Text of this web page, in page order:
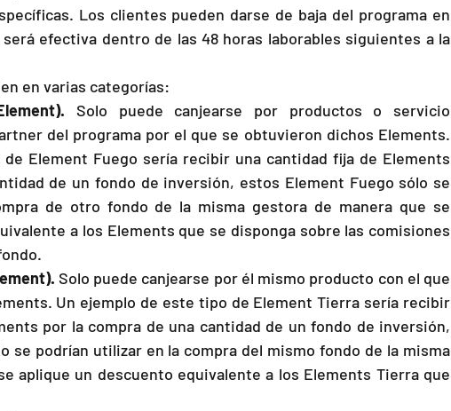
Los clientes pueden darse de baja del programa en
efectiva dentro de las 48 horas laborables siguientes a la
en varias categorías:
Solo puede canjearse por productos o servicio
del programa por el que se obtuvieron dichos Elements.
Element Fuego sería recibir una cantidad fija de Elements
de un fondo de inversión, estos Element Fuego sólo se
de otro fondo de la misma gestora de manera que se
a los Elements que se disponga sobre las comisiones
Solo puede canjearse por él mismo producto con el que
Un ejemplo de este tipo de Element Tierra sería recibir
por la compra de una cantidad de un fondo de inversión,
se podrían utilizar en la compra del mismo fondo de la misma
aplique un descuento equivalente a los Elements Tierra que